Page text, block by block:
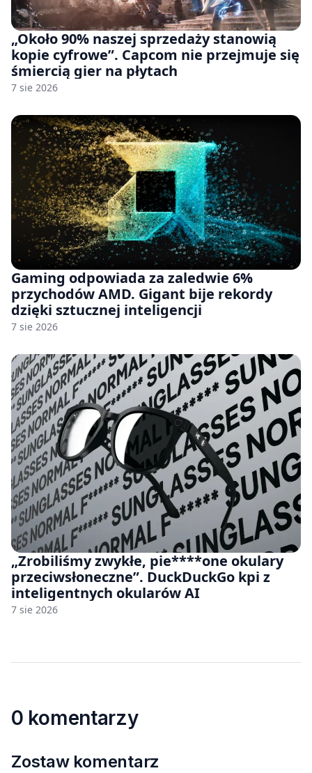
„Około 90% naszej sprzedaży stanowią
kopie cyfrowe”. Capcom nie przejmuje się
śmiercią gier na płytach
7 sie 2026
Gaming odpowiada za zaledwie 6%
przychodów AMD. Gigant bije rekordy
dzięki sztucznej inteligencji
7 sie 2026
„Zrobiliśmy zwykłe, pie****one okulary
przeciwsłoneczne”. DuckDuckGo kpi z
inteligentnych okularów AI
7 sie 2026
0 komentarzy
Zostaw komentarz